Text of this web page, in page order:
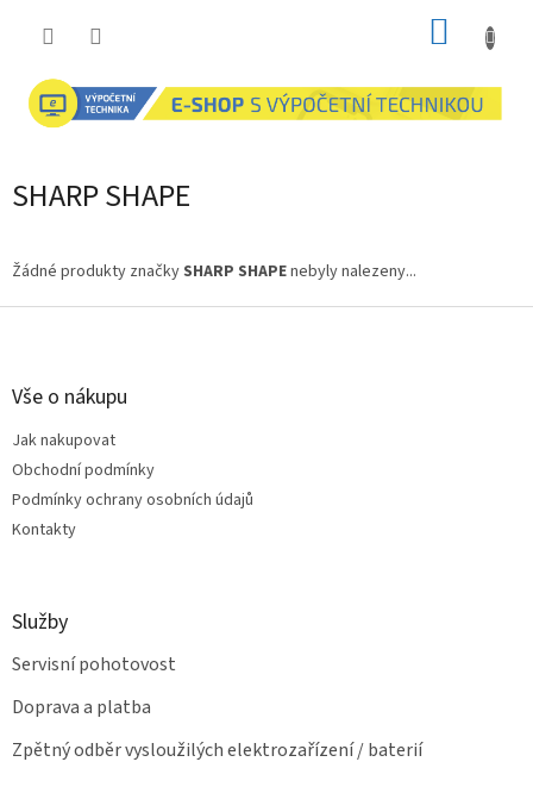
SHARP SHAPE
Žádné produkty značkySHARP SHAPEnebyly nalezeny...
Z
Vše o nákupu
Jak nakupovat
Obchodní podmínky
Podmínky ochrany osobních údajů
Kontakty
Služby
Servisní pohotovost
Doprava a platba
Zpětný odběr vysloužilých elektrozařízení / baterií